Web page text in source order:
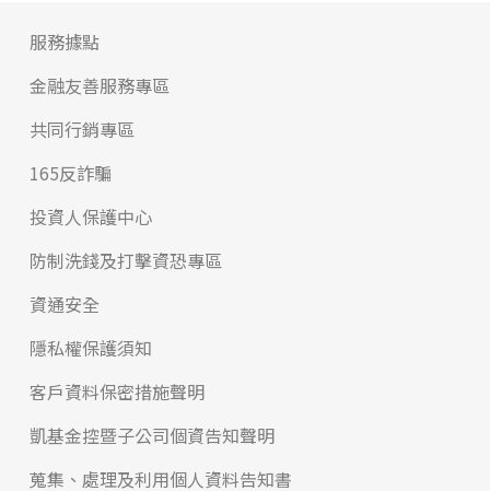
服務據點
金融友善服務專區
共同行銷專區
165反詐騙
投資人保護中心
防制洗錢及打擊資恐專區
資通安全
隱私權保護須知
客戶資料保密措施聲明
凱基金控暨子公司個資告知聲明
蒐集、處理及利用個人資料告知書